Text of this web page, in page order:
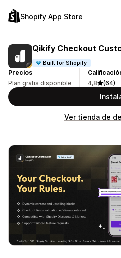
Shopify App Store
Qikify Checkout
Built for Shopify
Precios
Plan gratis disponible
4,8
(64)
Ver tienda de